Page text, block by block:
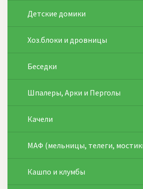
Детские домики
Хоз.блоки и дровницы
Беседки
Шпалеры, Арки и Перголы
Качели
МАФ (мельницы, телеги,
Кашпо и клумбы